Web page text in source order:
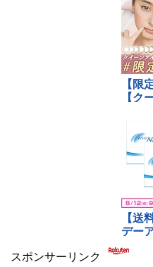
スポンサーリンク